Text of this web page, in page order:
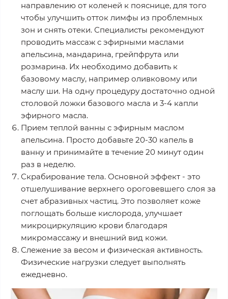
направлению от коленей к пояснице, для того
чтобы улучшить отток лимфы из проблемных
зон и снять отеки. Специалисты рекомендуют
проводить массаж с эфирными маслами
апельсина, мандарина, грейпфрута или
розмарина. Их необходимо добавить к
базовому маслу, например оливковому или
маслу ши. На одну процедуру достаточно одной
столовой ложки базового масла и 3-4 капли
эфирного масла.
Прием теплой ванны с эфирным маслом
апельсина. Просто добавьте 20-30 капель в
ванну и принимайте в течение 20 минут один
раз в неделю.
Скрабирование тела. Основной эффект - это
отшелушивание верхнего ороговевшего слоя за
счет абразивных частиц. Это позволяет коже
поглощать больше кислорода, улучшает
микроциркуляцию крови благодаря
микромассажу и внешний вид кожи.
Слежение за весом и физическая активность.
Физические нагрузки следует выполнять
ежедневно.